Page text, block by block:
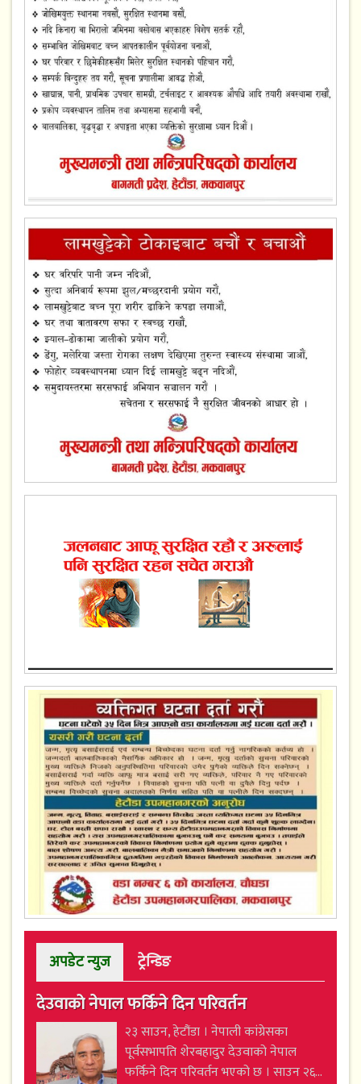
अपडेट न्युज ट्रेन्डिङ
देउवाको नेपाल फर्किने दिन परिवर्तन
२३ साउन, हेटौंडा । नेपाली कांग्रेसका
पूर्वसभापति शेरबहादुर देउवाको नेपाल
फर्किने दिन परिवर्तन भएको छ । साउन २६...